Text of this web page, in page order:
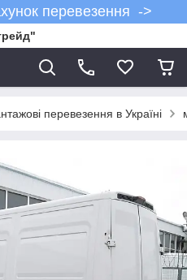
перевезення ->
перевезення в Україні